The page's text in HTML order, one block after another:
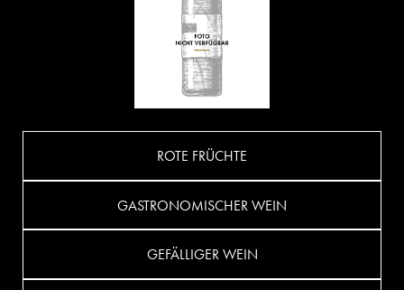
ROTE FRÜCHTE
GASTRONOMISCHER WEIN
GEFÄLLIGER WEIN